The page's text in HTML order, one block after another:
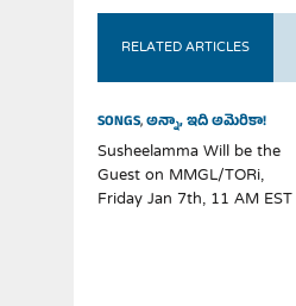
RELATED ARTICLES
SONGS,అన్నా, ఇది అమెరికా!
Susheelamma Will be the
Guest on MMGL/TORi,
Friday Jan 7th, 11 AM EST